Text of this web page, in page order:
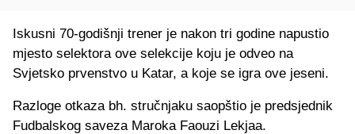
Iskusni 70-godišnji trener je nakon tri godine napustio
mjesto selektora ove selekcije koju je odveo na
Svjetsko prvenstvo u Katar, a koje se igra ove jeseni.
Razloge otkaza bh. stručnjaku saopštio je predsjednik
Fudbalskog saveza Maroka Faouzi Lekjaa.